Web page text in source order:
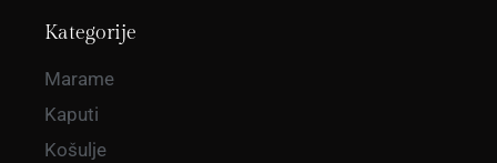
Kategorije
Marame
Kaputi
Košulje